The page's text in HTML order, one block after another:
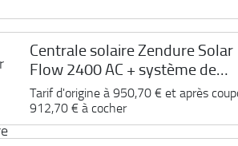
Centrale solaire Zendure Solar
Flow 2400 AC + système de
stockage d'énergie
Tarif d'origine à 950,70 € et après
912,70 € à cocher